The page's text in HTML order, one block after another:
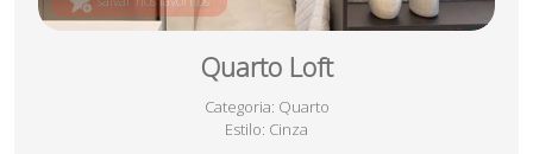
Quarto Loft
Categoria: Quarto
Estilo: Cinza